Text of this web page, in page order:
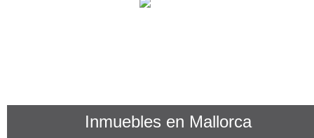
Inmuebles en Mallorca